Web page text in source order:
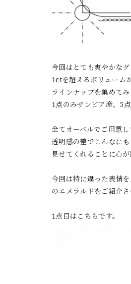
今回はとても爽やかな
1ctを超えるボリューム
ラインナップを集めてみ
1点のみザンビア産、5
全てオーバルでご用意し
透明感の差でこんなに
見せてくれることに心が
今回は特に違った表情
のエメラルドをご紹介さ
1点目はこちらです。